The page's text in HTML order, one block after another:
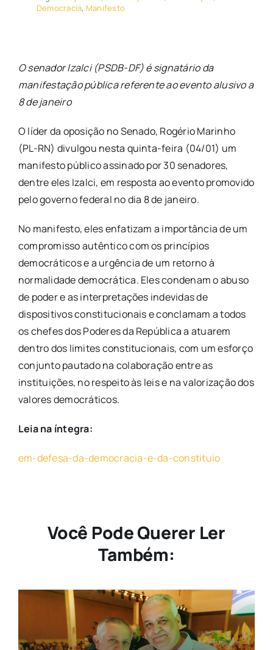
Democracia, Manifesto
O senador Izalci (PSDB-DF) é signatário da
manifestação pública referente ao evento alusivo a
8 de janeiro
O líder da oposição no Senado, Rogério Marinho
(PL-RN) divulgou nesta quinta-feira (04/01) um
manifesto público assinado por 30 senadores,
dentre eles Izalci, em resposta ao evento promovido
pelo governo federal no dia 8 de janeiro.
No manifesto, eles enfatizam a importância de um
compromisso autêntico com os princípios
democráticos e a urgência de um retorno à
normalidade democrática. Eles condenam o abuso
de poder e as interpretações indevidas de
dispositivos constitucionais e conclamam a todos
os chefes dos Poderes da República a atuarem
dentro dos limites constitucionais, com um esforço
conjunto pautado na colaboração entre as
instituições, no respeito às leis e na valorização dos
valores democráticos.
Leia na íntegra:
em-defesa-da-democracia-e-da-constituio
Você Pode Querer Ler
Também: